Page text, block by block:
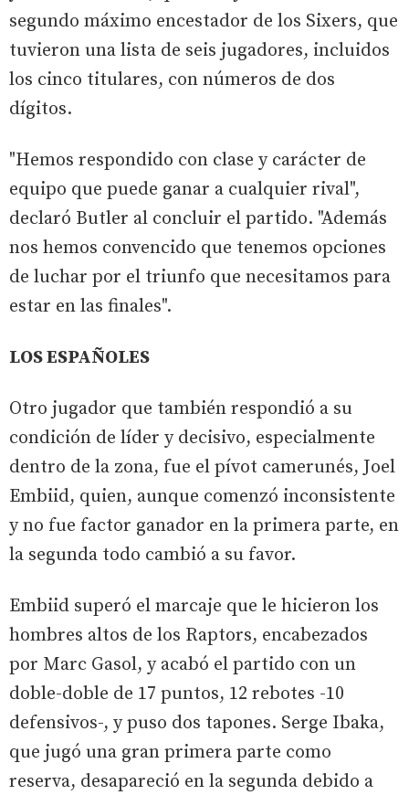
segundo máximo encestador de los Sixers, que
tuvieron una lista de seis jugadores, incluidos
los cinco titulares, con números de dos
dígitos.
"Hemos respondido con clase y carácter de
equipo que puede ganar a cualquier rival",
declaró Butler al concluir el partido. "Además
nos hemos convencido que tenemos opciones
de luchar por el triunfo que necesitamos para
estar en las finales".
LOS ESPAÑOLES
Otro jugador que también respondió a su
condición de líder y decisivo, especialmente
dentro de la zona, fue el pívot camerunés, Joel
Embiid, quien, aunque comenzó inconsistente
y no fue factor ganador en la primera parte, en
la segunda todo cambió a su favor.
Embiid superó el marcaje que le hicieron los
hombres altos de los Raptors, encabezados
por Marc Gasol, y acabó el partido con un
doble-doble de 17 puntos, 12 rebotes -10
defensivos-, y puso dos tapones. Serge Ibaka,
que jugó una gran primera parte como
reserva, desapareció en la segunda debido a